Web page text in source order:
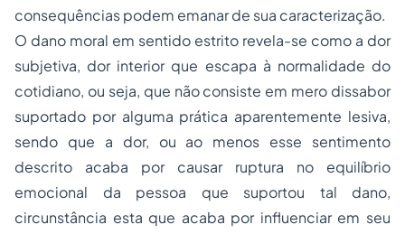
consequências podem emanar de sua caracterização.
O dano moral em sentido estrito revela-se como a dor
subjetiva, dor interior que escapa à normalidade do
cotidiano, ou seja, que não consiste em mero dissabor
suportado por alguma prática aparentemente lesiva,
sendo que a dor, ou ao menos esse sentimento
descrito acaba por causar ruptura no equilíbrio
emocional da pessoa que suportou tal dano,
circunstância esta que acaba por influenciar em seu